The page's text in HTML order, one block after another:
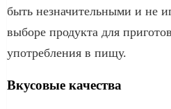
быть незначительными и не
выборе продукта для
употребления в пищу.
Вкусовые качества